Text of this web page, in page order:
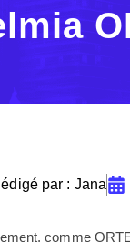
par : Jana
comme